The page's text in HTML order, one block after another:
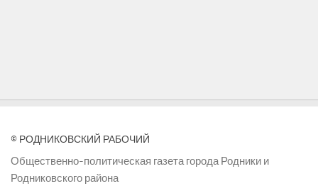
© РОДНИКОВСКИЙ РАБОЧИЙ
Общественно-политическая газета города Родники и
Родниковского района